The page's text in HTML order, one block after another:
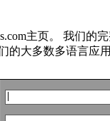
主页。 我们的
的大多数多语言应